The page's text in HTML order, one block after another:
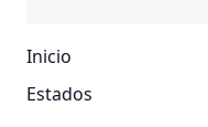
Inicio
Estados